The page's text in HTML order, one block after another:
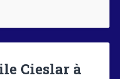
Cieslar à